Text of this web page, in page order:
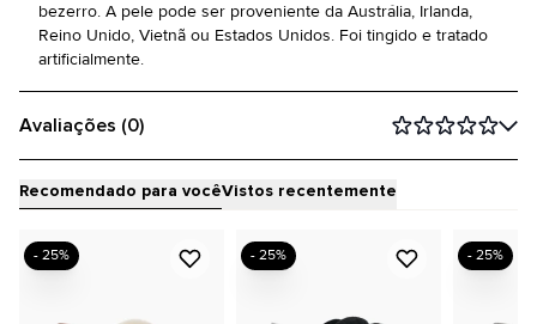
bezerro. A pele pode ser proveniente da Austrália, Irlanda,
Reino Unido, Vietnã ou Estados Unidos. Foi tingido e tratado
artificialmente.
Avaliações (0)
Recomendado para vocêVistos recentemente
- 25% - 25% - 25%